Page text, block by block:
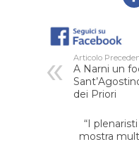
Articolo
A Narni un
dei Priori
“I
mostra